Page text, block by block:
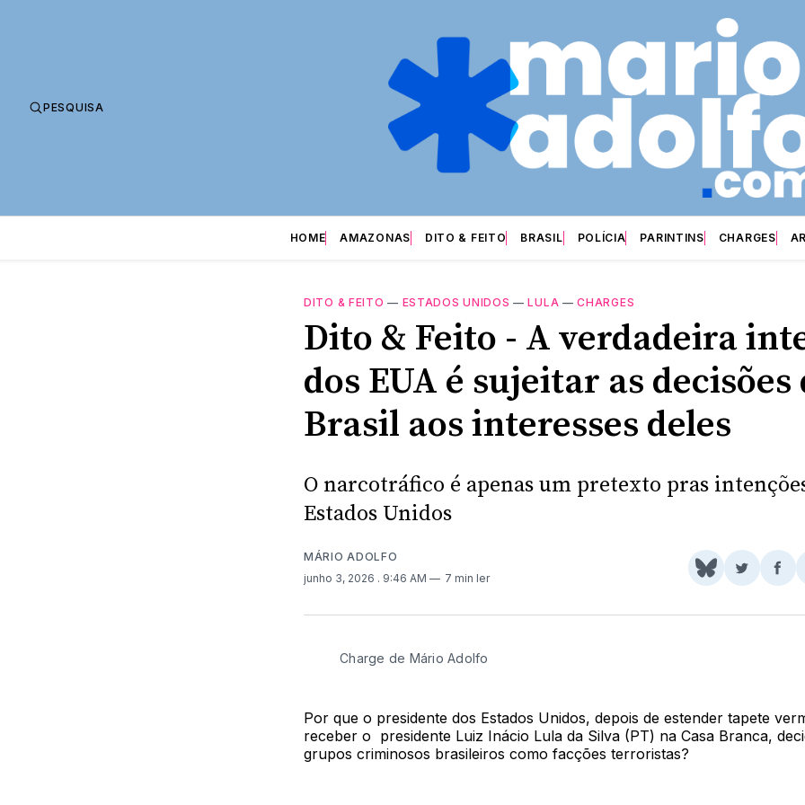
PESQUISA
HOME AMAZONAS DITO & FEITO BRASIL POLÍCIA PARINTINS CHARGES
DITO & FEITO — ESTADOS UNIDOS —LULA —CHARGES
Dito & Feito - A verdadeira
dos EUA é sujeitar as decisões
Brasil aos interesses deles
O narcotráfico é apenas um pretexto pras
Estados Unidos
MÁRIO ADOLFO
junho 3, 2026 . 9:46 AM 7 min ler
Share
BlueSkyTwitter
Charge de Mário Adolfo
Por que o presidente dos Estados Unidos, depois de estender tapete
receber o presidente Luiz Inácio Lula da Silva (PT) na Casa Branca,
grupos criminosos brasileiros como facções terroristas?